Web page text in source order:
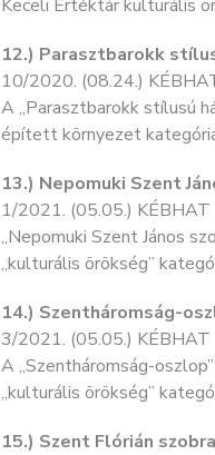
Keceli Értéktár kulturális
12.) Parasztbarokk
10/2020. (08.24.)
A „Parasztbarokk stílusú
épített környezet
13.) Nepomuki Szent
1/2021. (05.05.) KÉBHAT
„Nepomuki Szent János
„kulturális örökség”
14.) Szentháromság-
3/2021. (05.05.) KÉBHAT
A „Szentháromság-
„kulturális örökség”
15.) Szent Flórián szobra